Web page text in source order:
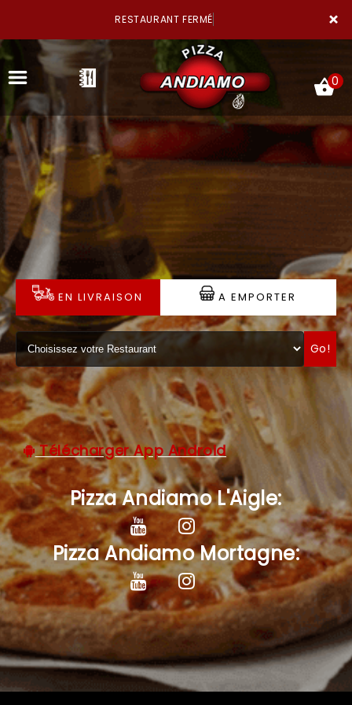
×
RESTAURANT FERMÉ
ACCUEIL
LA CARTE
NOTRE RESTAURANT
VOS AVIS
MENTIONS LÉGALES
0
EN LIVRAISON A EMPORTER
Go!
Télécharger App Android
Pizza Andiamo L'Aigle:
Pizza Andiamo Mortagne: